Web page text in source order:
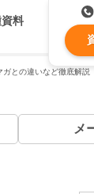
料
との違いなど徹底解説
メ